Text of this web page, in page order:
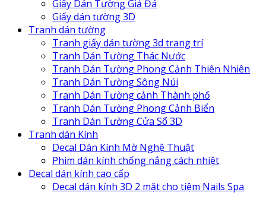
Giấy Dán Tường Giả Đá
Giấy dán tường 3D
Tranh dán tường
Tranh giấy dán tường 3d trang trí
Tranh Dán Tường Thác Nước
Tranh Dán Tường Phong Cảnh Thiên Nhiên
Tranh Dán Tường Sông Núi
Tranh Dán Tường cảnh Thành phố
Tranh Dán Tường Phong Cảnh Biển
Tranh Dán Tường Cửa Sổ 3D
Tranh dán Kính
Decal Dán Kính Mờ Nghệ Thuật
Phim dán kính chống nắng cách nhiệt
Decal dán kính cao cấp
Decal dán kính 3D 2 mặt cho tiệm Nails Spa